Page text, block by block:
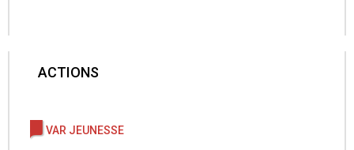
ACTIONS
VAR JEUNESSE